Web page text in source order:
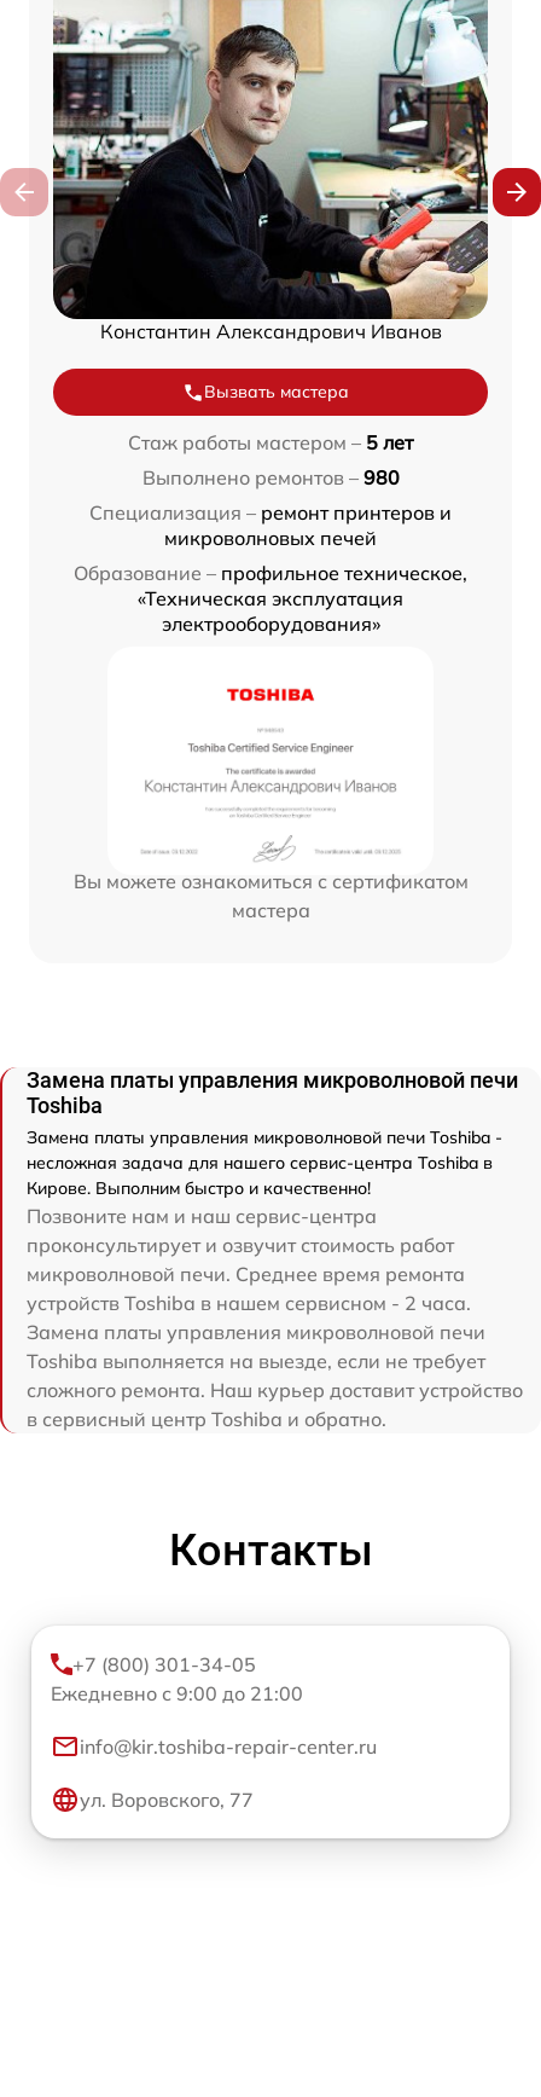
Константин Александрович Иванов
Вызвать мастера
Стаж работы мастером – 5 лет
Выполнено ремонтов – 980
Специализация – ремонт принтеров и
микроволновых печей
Образование – профильное техническое,
«Техническая эксплуатация
электрооборудования»
Вы можете ознакомиться с сертификатом
мастера
Замена платы управления микроволновой печи
Toshiba
Замена платы управления микроволновой печи Toshiba -
несложная задача для нашего сервис-центра Toshiba в
Кирове. Выполним быстро и качественно!
Позвоните нам и наш сервис-центра
проконсультирует и озвучит стоимость работ
микроволновой печи. Среднее время ремонта
устройств Toshiba в нашем сервисном - 2 часа.
Замена платы управления микроволновой печи
Toshiba выполняется на выезде, если не требует
сложного ремонта. Наш курьер доставит устройство
в сервисный центр Toshiba и обратно.
Контакты
+7 (800) 301-34-05
Ежедневно с 9:00 до 21:00
info@kir.toshiba-repair-center.ru
ул. Воровского, 77